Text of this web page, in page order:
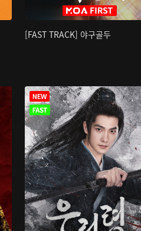
[FAST TRACK] 야구골두